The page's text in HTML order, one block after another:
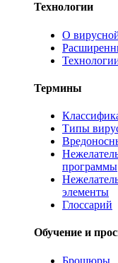
Технологии
О
Термины
Типы
программы
элементы
Глоссарий
Обучение и
Брошюры